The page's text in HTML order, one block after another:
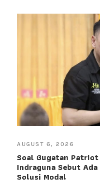
AUGUST 6, 2026
Soal Gugatan
Indraguna Sebut
Solusi Modal